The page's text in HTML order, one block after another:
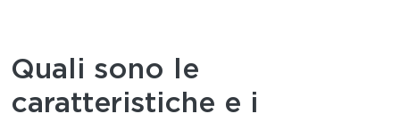
Quali sono le
caratteristiche e i